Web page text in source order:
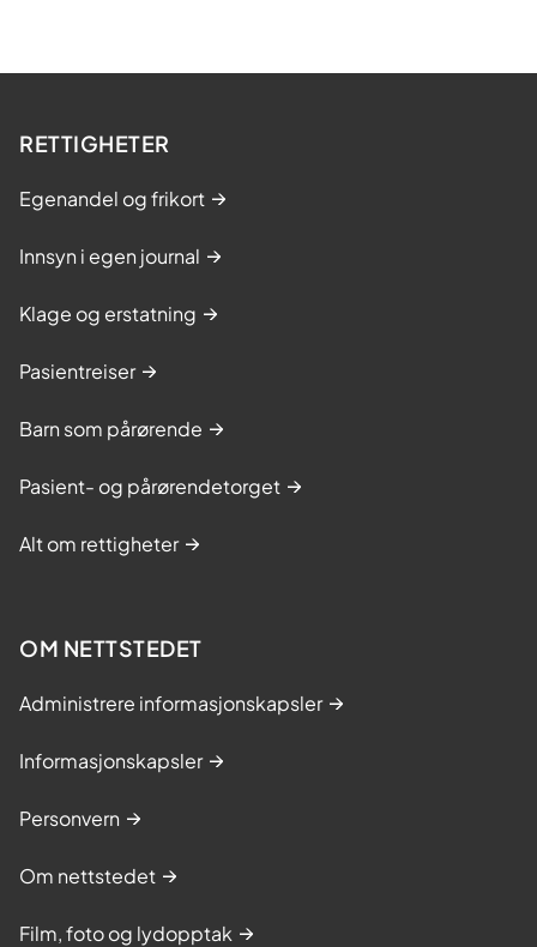
RETTIGHETER
Egenandel og frikort
Innsyn i egen journal
Klage og erstatning
Pasientreiser
Barn som pårørende
Pasient- og pårørendetorget
Alt om rettigheter
OM NETTSTEDET
Administrere informasjonskapsler
Informasjonskapsler
Personvern
Om nettstedet
Film, foto og lydopptak